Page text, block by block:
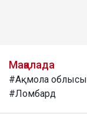
Мақалада
#Ақмола облысы
#Ломбард